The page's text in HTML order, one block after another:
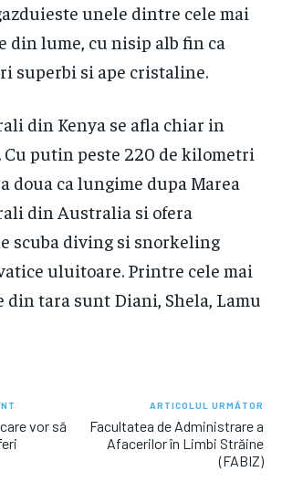
unele dintre cele mai
din lume, cu nisip alb fin ca
superbi si ape cristaline.
din Kenya se afla chiar in
Cu putin peste 220 de kilometri
doua ca lungime dupa Marea
din Australia si ofera
scuba diving si snorkeling
uluitoare. Printre cele mai
din tara sunt Diani, Shela, Lamu
vor să
ARTICOLUL URMĂTOR
Facultatea de Administrare a
Afacerilor în Limbi Străine
(FABIZ)